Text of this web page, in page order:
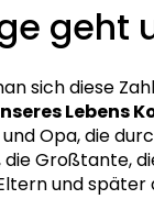
geht
sich diese
Lebens
Opa, die
die Großtante,
und später